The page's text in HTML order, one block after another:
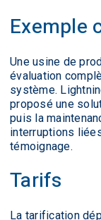
Exemple
Une usine de
évaluation
système.
proposé une
puis la
interruptions
témoignage.
Tarifs
La tarification